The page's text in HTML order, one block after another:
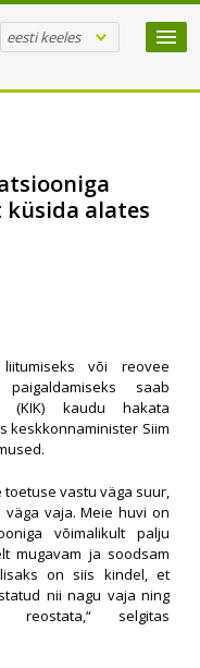
eesti keeles
alates
või reovee
saab
(KIK) kaudu hakata
keskkonnaminister Siim
toetuse vastu väga suur,
vaja. Meie huvi on
võimalikult palju
mugavam ja soodsam
on siis kindel, et
nii nagu vaja ning
selgitas